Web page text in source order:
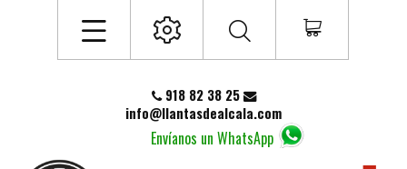
Envíanos un WhatsApp
918 82 38 25
info@llantasdealcala.com